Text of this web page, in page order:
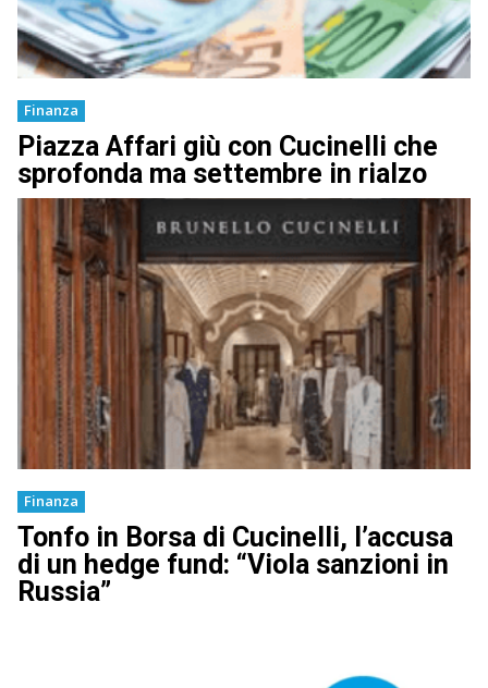
Finanza
Piazza Affari giù con Cucinelli che
sprofonda ma settembre in rialzo
Finanza
Tonfo in Borsa di Cucinelli, l’accusa
di un hedge fund: “Viola sanzioni in
Russia”